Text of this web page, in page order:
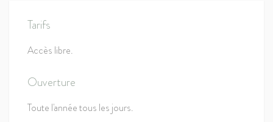
Tarifs
Accès libre.
Ouverture
Toute l'année tous les jours.